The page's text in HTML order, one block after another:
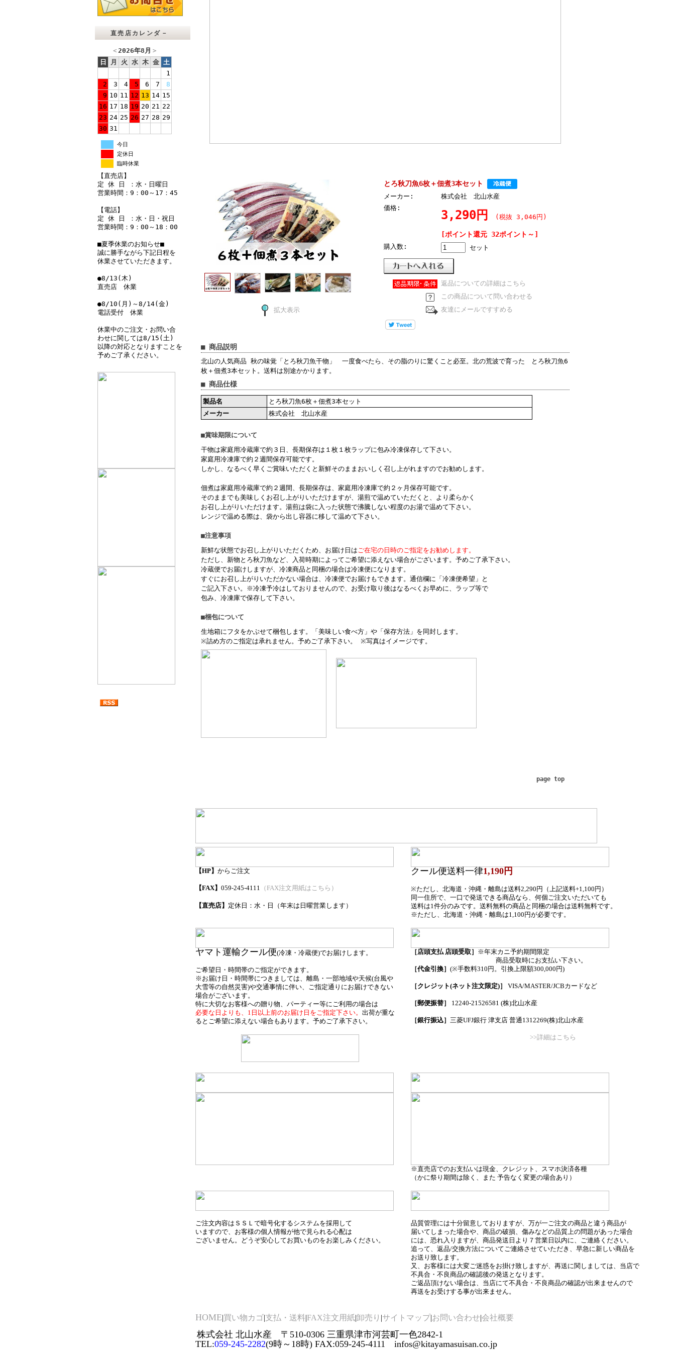
直売店カレンダ－
＜ 2026年8月 ＞
日
月 火 水 木 金 土
1
2
3 4 5 6 7
8
9 10 11 12 13 14 15
16 17 18 19 20 21 22
23 24 25 26 27 28 29
30 31
今日
定休日
臨時休業
【直売店】
定 休 日 ：水・日曜日
営業時間：9：00～17：45
【電話】
定 休 日 ：水・日・祝日
営業時間：9：00～18：00
■夏季休業のお知らせ■
誠に勝手ながら下記日程を
休業させていただきます。
●8/13(木)
直売店 休業
●8/10(月)～8/14(金)
電話受付 休業
休業中のご注文・お問い合
わせに関しては8/15(土)
以降の対応となりますことを
予めご了承ください。
拡大表示
とろ秋刀魚6枚＋佃煮3本セット
メーカー:
株式会社 北山水産
価格:
3,290円 (税抜 3,046円)
[ポイント還元 32ポイント～]
購入数: セット
返品についての詳細はこちら
この商品について問い合わせる
友達にメールですすめる
■ 商品説明
北山の人気商品 秋の味覚「とろ秋刀魚干物」 一度食べたら、その脂のりに驚くこと必至。北の荒波で育った とろ秋刀魚6
枚＋佃煮3本セット。送料は別途かかります。
■ 商品仕様
製品名
とろ秋刀魚6枚＋佃煮3本セット
メーカー
株式会社 北山水産
■賞味期限について
干物は家庭用冷蔵庫で約３日、長期保存は１枚１枚ラップに包み冷凍保存して下さい。
家庭用冷凍庫で約２週間保存可能です。
しかし、なるべく早くご賞味いただくと新鮮そのままおいしく召し上がれますのでお勧めします。
佃煮は家庭用冷蔵庫で約２週間、長期保存は、家庭用冷凍庫で約２ヶ月保存可能です。
そのままでも美味しくお召し上がりいただけますが、湯煎で温めていただくと、より柔らかく
お召し上がりいただけます。湯煎は袋に入った状態で沸騰しない程度のお湯で温めて下さい。
レンジで温める際は、袋から出し容器に移して温めて下さい。
■注意事項
新鮮な状態でお召し上がりいただくため、お届け日はご在宅の日時のご指定をお勧めします。
ただし、新物とろ秋刀魚など、入荷時期によってご希望に添えない場合がございます。予めご了承下さい。
冷蔵便でお届けしますが、冷凍商品と同梱の場合は冷凍便になります。
すぐにお召し上がりいただかない場合は、冷凍便でお届けもできます。通信欄に「冷凍便希望」と
ご記入下さい。※冷凍予冷はしておりませんので、お受け取り後はなるべくお早めに、ラップ等で
包み、冷凍庫で保存して下さい。
■梱包について
生地箱にフタをかぶせて梱包します。「美味しい食べ方」や「保存方法」を同封します。
※詰め方のご指定は承れません。予めご了承下さい。 ※写真はイメージです。
page top
【HP】 からご注文
【FAX】 059-245-4111 （FAX注文用紙はこちら）
【直売店】 定休日：水・日 （年末は日曜営業します）
クール便送料一律1,190円
※ただし、北海道・沖縄・離島は送料2,290円（上記送料+1,100円）
同一住所で、一口で発送できる商品なら、何個ご注文いただいても
送料は1件分のみです。送料無料の商品と同梱の場合は送料無料です。
※ただし、北海道・沖縄・離島は1,100円が必要です。
ヤマト運輸クール便(冷凍・冷蔵便)でお届けします。
ご希望日・時間帯のご指定ができます。
※お届け日・時間帯につきましては、離島・一部地域や天候(台風や
大雪等の自然災害)や交通事情に伴い、ご指定通りにお届けできない
場合がございます。
特に大切なお客様への贈り物、パーティー等にご利用の場合は
必要な日よりも、1日以上前のお届け日をご指定下さい。 出荷が重な
るとご希望に添えない場合もあります。予めご了承下さい。
［店頭支払 店頭受取］
※年末カニ予約期間限定
商品受取時にお支払い下さい。
［代金引換］ (※手数料310円。引換上限額300,000円)
［クレジット(ネット注文限定)］ VISA/MASTER/JCBカードなど
［郵便振替］ 12240-21526581 (株)北山水産
［銀行振込］ 三菱UFJ銀行 津支店 普通1312269(株)北山水産
>>詳細はこちら
※直売店でのお支払いは現金、クレジット、スマホ決済各種
（かに祭り期間は除く、また 予告なく変更の場合あり）
ご注文内容はＳＳＬで暗号化するシステムを採用して
いますので、お客様の個人情報が他で見られる心配は
ございません。どうぞ安心してお買いものをお楽しみください。
品質管理には十分留意しておりますが、万が一ご注文の商品と違う商品が
届いてしまった場合や、商品の破損、傷みなどの品質上の問題があった場合
には、恐れ入りますが、商品発送日より７営業日以内に、ご連絡ください。
追って、返品/交換方法についてご連絡させていただき、早急に新しい商品を
お送り致します。
又、お客様には大変ご迷惑をお掛け致しますが、再送に関しましては、当店で
不具合・不良商品の確認後の発送となります。
ご返品頂けない場合は、当店にて不具合・不良商品の確認が出来ませんので
再送をお受けする事が出来ません。
HOME|買い物カゴ|支払・送料|FAX注文用紙|卸売り |サイトマップ|お問い合わせ|会社概要
株式会社 北山水産 〒510-0306 三重県津市河芸町一色2842-1
TEL:059-245-2282(9時～18時) FAX:059-245-4111 infos@kitayamasuisan.co.jp